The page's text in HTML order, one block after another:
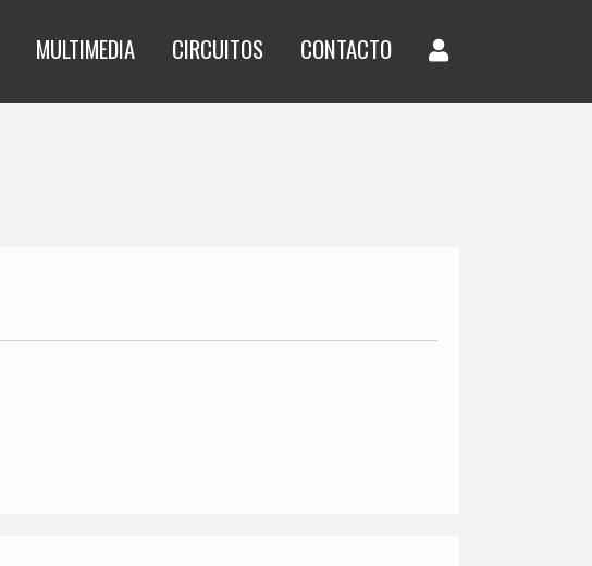
MULTIMEDIA CIRCUITOS CONTACTO